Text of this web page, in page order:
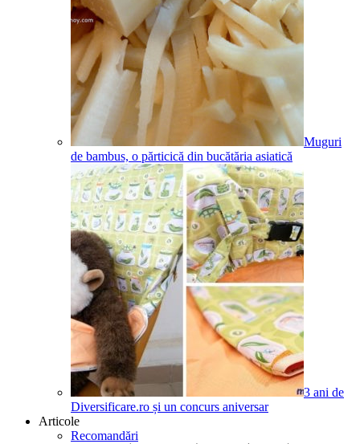
Muguri
de bambus, o părticică din bucătăria asiatică
3 ani de
Diversificare.ro și un concurs aniversar
Articole
Recomandări